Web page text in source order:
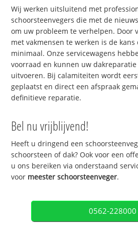
Wij werken uitsluitend met
schoorsteenvegers die met de
om uw probleem te verhelpen. Door
met vakmensen te werken is de
minimaal. Onze servicewagens
voorraad en kunnen uw dakreparatie
uitvoeren. Bij calamiteiten wordt
geplaatst en direct een afspraak
definitieve reparatie.
Bel nu vrijblijvend!
Heeft u dringend een
schoorsteen of dak? Ook voor een
u ons bereiken via onderstaand
voor meester schoorsteenveger.
0562-228000